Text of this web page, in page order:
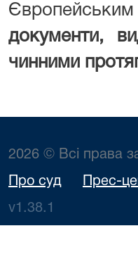
документи,
чинними
2026 © Всі права
Про суд Прес-
v1.38.1